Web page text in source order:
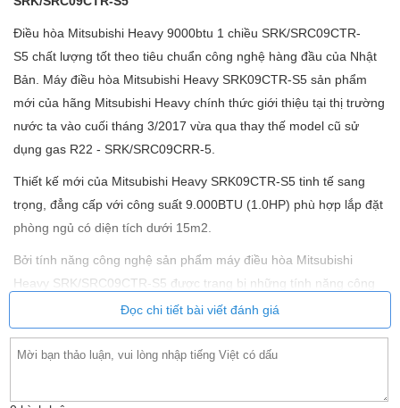
Điều hòa Mitsubishi Heavy 9000btu 1 chiều SRK/SRC09CTR-
S5 chất lượng tốt theo tiêu chuẩn công nghệ hàng đầu của Nhật
Bản. Máy điều hòa Mitsubishi Heavy SRK09CTR-S5 sản phẩm
mới của hãng Mitsubishi Heavy chính thức giới thiệu tại thị trường
nước ta vào cuối tháng 3/2017 vừa qua thay thế model cũ sử
dụng gas R22 - SRK/SRC09CRR-5.
Thiết kế mới của Mitsubishi Heavy SRK09CTR-S5 tinh tế sang
trọng, đẳng cấp với công suất 9.000BTU (1.0HP) phù hợp lắp đặt
phòng ngủ có diện tích dưới 15m2.
Bởi tính năng công nghệ sản phẩm máy điều hòa Mitsubishi
Heavy SRK/SRC09CTR-S5 được trang bị những tính năng công
nghệ mới nhất tiên tiến nhất.
Chức năng đảo gió
Đọc chi tiết bài viết đánh giá